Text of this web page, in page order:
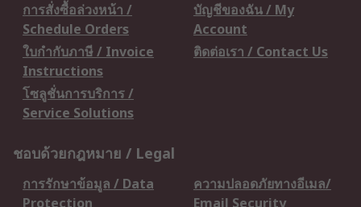
การสั่งซื้อล่วงหน้า /
Schedule Orders
บัญชีของฉัน / My
Account
ใบกำกับภาษี / Invoice
Instructions
ติดต่อเรา / Contact Us
โซลูชั่นการบริการ /
Service Solutions
ชอบด้วยกฎหมาย / Legal
การรักษาข้อมูล / Data
Protection
ความปลอดภัยทางอีเมล/
Email Security